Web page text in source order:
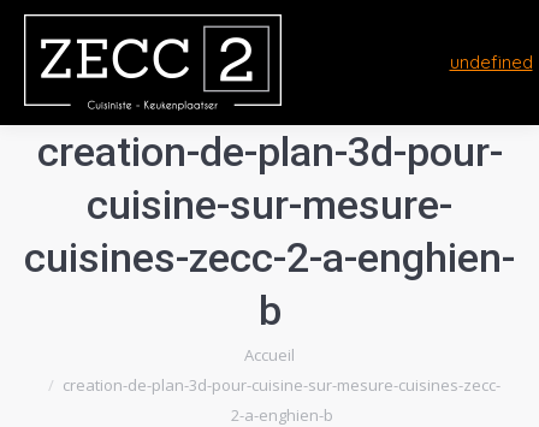
undefined
creation-de-plan-3d-pour-
cuisine-sur-mesure-
cuisines-zecc-2-a-enghien-
b
Accueil
creation-de-plan-3d-pour-cuisine-sur-mesure-cuisines-zecc-
2-a-enghien-b